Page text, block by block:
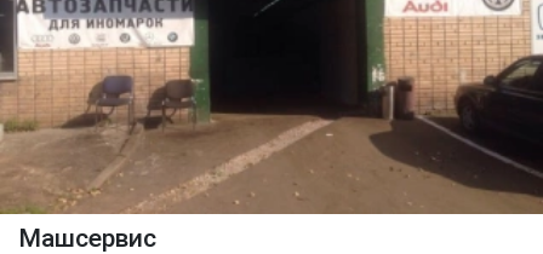
Машсервис